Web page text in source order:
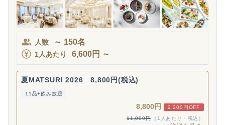
人数 ～ 150名
1人あたり 6,600円 ～
夏MATSURI 2026 8,800円(税込)
11品+飲み放題
8,800円
2,200円OFF
11,000円
（1人あたり・税込）